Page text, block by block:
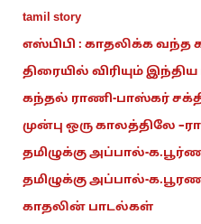
tamil story
எஸ்பிபி : காதலிக்க
திரையில் விரியும்
கந்தல் ராணி-பாஸ்கர்
முன்பு ஒரு காலத்திலே
தமிழுக்கு அப்பால்-
தமிழுக்கு அப்பால்-
காதலின் பாடல்கள்